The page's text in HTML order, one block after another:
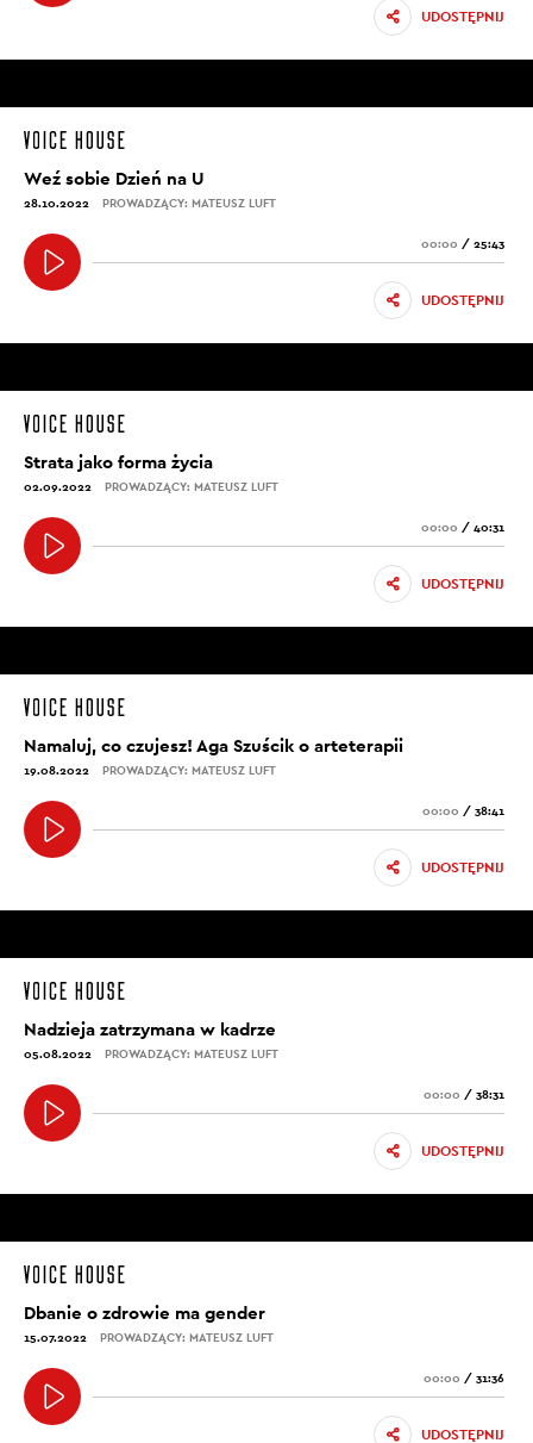
UDOSTĘPNIJ
Weź sobie Dzień na U
28.10.2022 PROWADZĄCY: MATEUSZ LUFT
00:00 / 25:43
UDOSTĘPNIJ
Strata jako forma życia
02.09.2022 PROWADZĄCY: MATEUSZ LUFT
00:00 / 40:31
UDOSTĘPNIJ
Namaluj, co czujesz! Aga Szuścik o arteterapii
19.08.2022 PROWADZĄCY: MATEUSZ LUFT
00:00 / 38:41
UDOSTĘPNIJ
Nadzieja zatrzymana w kadrze
05.08.2022 PROWADZĄCY: MATEUSZ LUFT
00:00 / 38:31
UDOSTĘPNIJ
Dbanie o zdrowie ma gender
15.07.2022 PROWADZĄCY: MATEUSZ LUFT
00:00 / 31:36
UDOSTĘPNIJ